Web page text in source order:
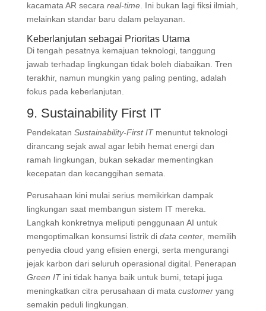
kacamata AR secara real-time. Ini bukan lagi fiksi ilmiah,
melainkan standar baru dalam pelayanan.
Keberlanjutan sebagai Prioritas Utama
Di tengah pesatnya kemajuan teknologi, tanggung
jawab terhadap lingkungan tidak boleh diabaikan. Tren
terakhir, namun mungkin yang paling penting, adalah
fokus pada keberlanjutan.
9. Sustainability First IT
Pendekatan Sustainability-First ITmenuntut teknologi
dirancang sejak awal agar lebih hemat energi dan
ramah lingkungan, bukan sekadar mementingkan
kecepatan dan kecanggihan semata
Perusahaan kini mulai serius memikirkan dampak
lingkungan saat membangun sistem IT mereka.
Langkah konkretnya meliputi penggunaan AI untuk
mengoptimalkan konsumsi listrik di data center, memilih
penyedia cloud yang efisien energi, serta mengurangi
jejak karbon dari seluruh operasional digital. Penerapan
Green ITini tidak hanya baik untuk bumi, tetapi juga
meningkatkan citra perusahaan di mata customeryang
semakin peduli lingkungan.